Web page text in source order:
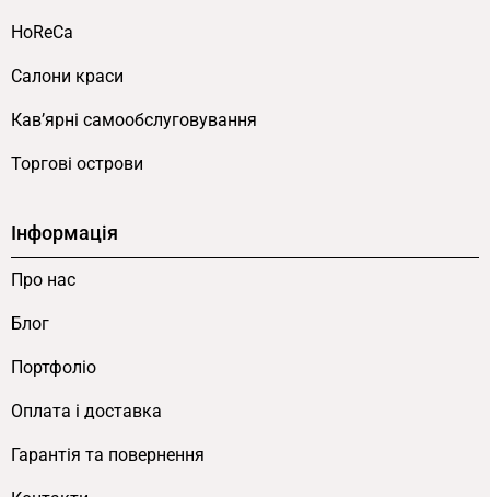
HoReCa
Салони краси
Кав’ярні самообслуговування
Торгові острови
Інформація
Про нас
Блог
Портфоліо
Оплата і доставка
Гарантія та повернення